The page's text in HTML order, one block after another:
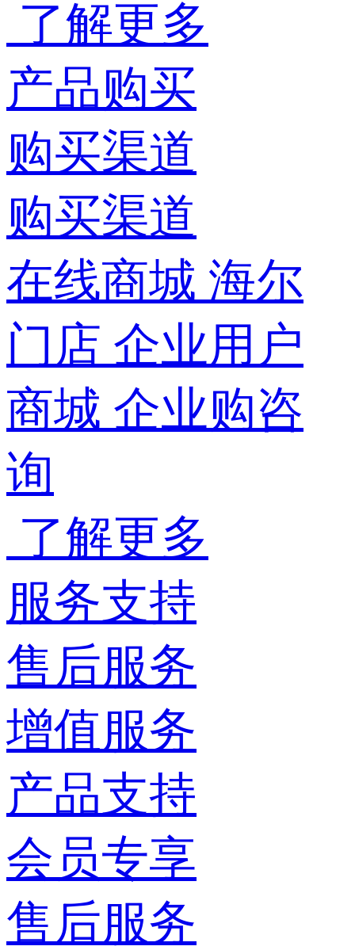
了解更多
产品购买
购买渠道
购买渠道
在线商城 海尔
门店 企业用户
商城 企业购咨
询
了解更多
服务支持
售后服务
增值服务
产品支持
会员专享
售后服务